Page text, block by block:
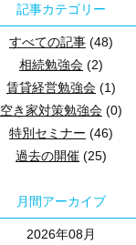
記事カテゴリー
すべての記事 (48)
相続勉強会 (2)
賃貸経営勉強会 (1)
空き家対策勉強会 (0)
特別セミナー (46)
過去の開催 (25)
月間アーカイブ
2026年08月